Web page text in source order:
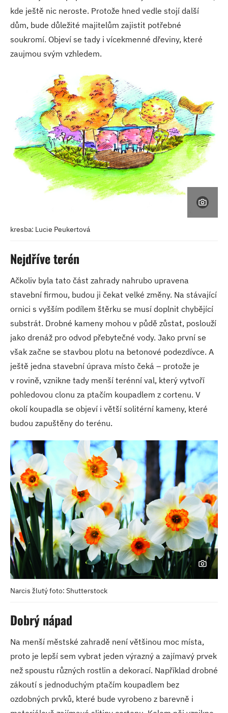
kde ještě nic neroste. Protože hned vedle stojí další
dům, bude důležité majitelům zajistit potřebné
soukromí. Objeví se tady i vícekmenné dřeviny, které
zaujmou svým vzhledem.
kresba: Lucie Peukertová
Nejdříve terén
Ačkoliv byla tato část zahrady nahrubo upravena
stavební firmou, budou ji čekat velké změny. Na stávající
ornici s vyšším podílem štěrku se musí doplnit chybějící
substrát. Drobné kameny mohou v půdě zůstat, poslouží
jako drenáž pro odvod přebytečné vody. Jako první se
však začne se stavbou plotu na betonové podezdívce. A
ještě jedna stavební úprava místo čeká – protože je
v rovině, vznikne tady menší terénní val, který vytvoří
pohledovou clonu za ptačím koupadlem z cortenu. V
okolí koupadla se objeví i větší solitérní kameny, které
budou zapuštěny do terénu.
Narcis žlutý foto: Shutterstock
Dobrý nápad
Na menší městské zahradě není většinou moc místa,
proto je lepší sem vybrat jeden výrazný a zajímavý prvek
než spoustu různých rostlin a dekorací. Například drobné
zákoutí s jednoduchým ptačím koupadlem bez
ozdobných prvků, které bude vyrobeno z barevně i